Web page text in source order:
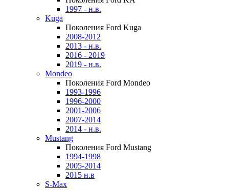
1997 - н.в.
Kuga
Поколения Ford Kuga
2008-2012
2013 - н.в.
2016 - 2019
2019 - н.в.
Mondeo
Поколения Ford Mondeo
1993-1996
1996-2000
2001-2006
2007-2014
2014 - н.в.
Mustang
Поколения Ford Mustang
1994-1998
2005-2014
2015 н.в
S-Max